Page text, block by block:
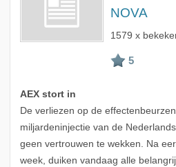
NOVA
1579 x
AEX stort in
De verliezen op de
miljardeninjectie van de
geen vertrouwen te wekken. Na
week, duiken vandaag alle